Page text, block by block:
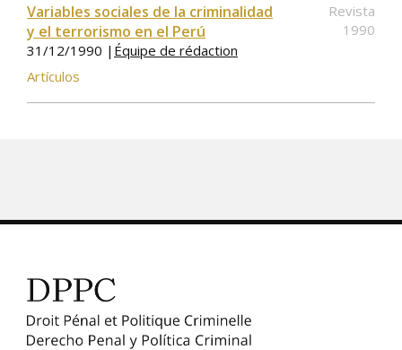
Variables sociales de la criminalidad
y el terrorismo en el Perú
31/12/1990 | Équipe de rédaction
Artículos
Revista
1990